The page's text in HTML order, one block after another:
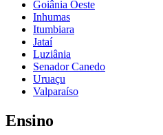
Goiânia Oeste
Inhumas
Itumbiara
Jataí
Luziânia
Senador Canedo
Uruaçu
Valparaíso
Ensino